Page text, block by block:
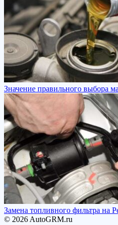
Значение правильного выбора
Замена топливного фильтра на
© 2026 AutoGRM.ru